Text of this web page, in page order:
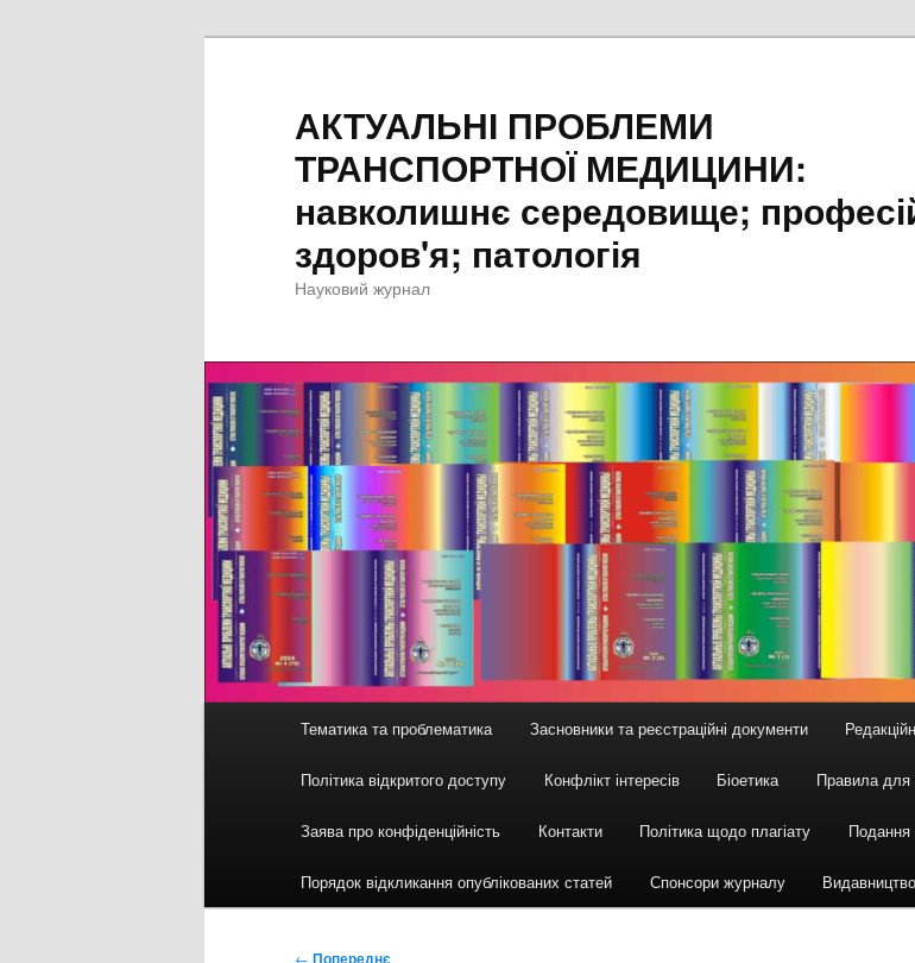
АКТУАЛЬНІ ПРОБЛЕМИ
ТРАНСПОРТНОЇ МЕДИЦИНИ:
навколишнє середовище;
здоров'я; патологія
Науковий журнал
Тематика та проблематика Засновники та реєстраційні документи
Політика відкритого доступу Конфлікт інтересів Біоетика Правила для
Заява про конфіденційність Контакти Політика щодо плагіату Подання
Порядок відкликання опублікованих статей Спонсори журналу Видавництво
Навігація
←